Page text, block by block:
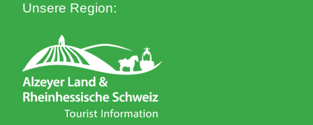
Unsere Region: